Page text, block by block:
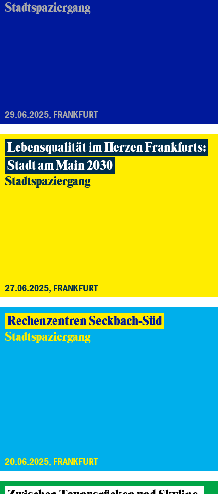
Stadtspaziergang
29.06.2025, FRANKFURT
Lebensqualität im Herzen Frankfurts:
Stadt am Main 2030
Stadtspaziergang
27.06.2025, FRANKFURT
Rechenzentren Seckbach-Süd
Stadtspaziergang
20.06.2025, FRANKFURT